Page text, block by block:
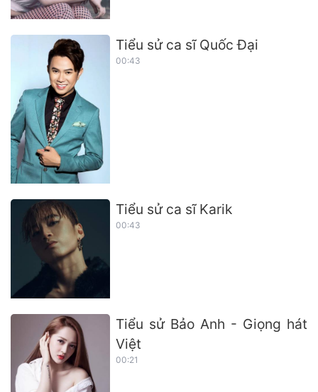
Tiểu sử ca sĩ Quốc Đại
00:43
Tiểu sử ca sĩ Karik
00:43
Tiểu sử Bảo Anh - Giọng hát
Việt
00:21